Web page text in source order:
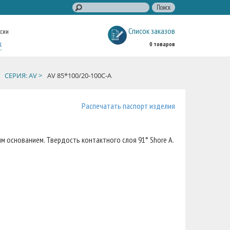
Список заказов
0 товаров
СЕРИЯ: AV > AV 85*100/20-100C-A
Распечатать паспорт изделия
Твердость контактного слоя 91° Shore A.